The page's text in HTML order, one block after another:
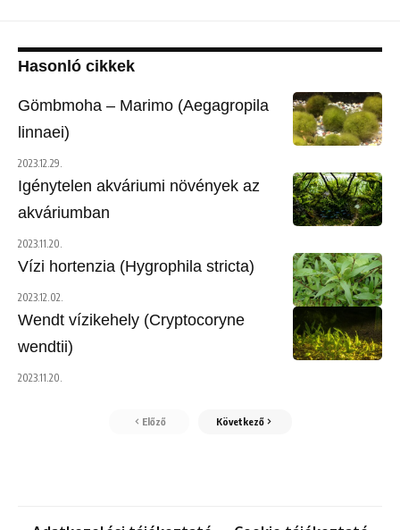
Hasonló cikkek
Gömbmoha – Marimo (Aegagropila
linnaei)
2023.12.29.
Igénytelen akváriumi növények az
akváriumban
2023.11.20.
Vízi hortenzia (Hygrophila stricta)
2023.12.02.
Wendt vízikehely (Cryptocoryne
wendtii)
2023.11.20.
Előző Következő